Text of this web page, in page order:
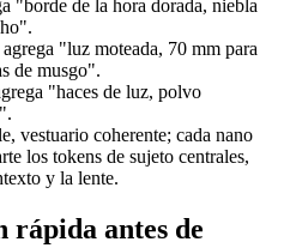
"borde de la hora dorada, niebla
"luz moteada, 70 mm para
de musgo".
"haces de luz, polvo
vestuario coherente; cada nano
los tokens de sujeto centrales,
y la lente.
rápida antes de